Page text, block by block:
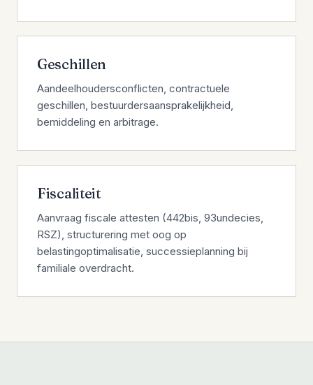
Geschillen
Aandeelhoudersconflicten, contractuele
geschillen, bestuurdersaansprakelijkheid,
bemiddeling en arbitrage.
Fiscaliteit
Aanvraag fiscale attesten (442bis, 93undecies,
RSZ), structurering met oog op
belastingoptimalisatie, successieplanning bij
familiale overdracht.